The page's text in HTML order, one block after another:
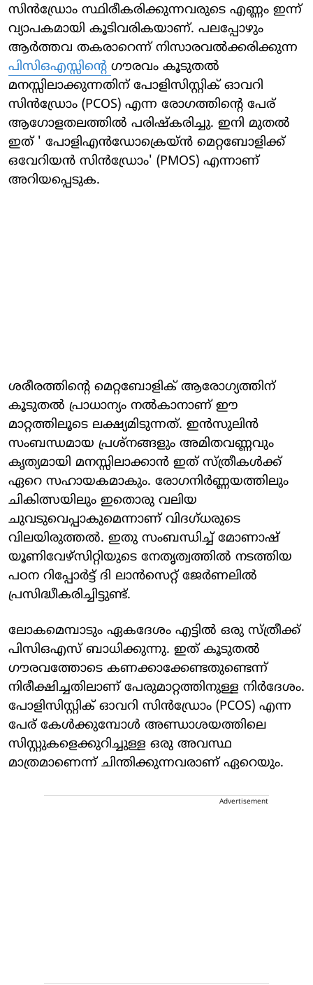
സിൻഡ്രോം സ്ഥിരീകരിക്കുന്നവരുടെ എണ്ണം ഇന്ന്
വ്യാപകമായി കൂടിവരികയാണ്. പലപ്പോഴും
ആർത്തവ തകരാറെന്ന് നിസാരവൽക്കരിക്കുന്ന
പിസിഒഎസ്സിന്റെ ​ഗൗരവം കൂടുതൽ
മനസ്സിലാക്കുന്നതിന് പോളിസിസ്റ്റിക് ഓവറി
സിൻഡ്രോം (PCOS) എന്ന രോഗത്തിന്റെ പേര്
ആഗോളതലത്തിൽ പരിഷ്കരിച്ചു. ഇനി മുതൽ
ഇത് ' പോളിഎൻഡോക്രെയ്ൻ മെറ്റബോളിക്ക്
ഒവേറിയൻ സിൻഡ്രോം' (PMOS) എന്നാണ്
അറിയപ്പെടുക.
ശരീരത്തിന്റെ മെറ്റബോളിക് ആരോഗ്യത്തിന്
കൂടുതൽ പ്രാധാന്യം നൽകാനാണ് ഈ
മാറ്റത്തിലൂടെ ലക്ഷ്യമിടുന്നത്. ഇൻസുലിൻ
സംബന്ധമായ പ്രശ്നങ്ങളും അമിതവണ്ണവും
കൃത്യമായി മനസ്സിലാക്കാൻ ഇത് സ്ത്രീകൾക്ക്
ഏറെ സഹായകമാകും. രോഗനിർണ്ണയത്തിലും
ചികിത്സയിലും ഇതൊരു വലിയ
ചുവടുവെപ്പാകുമെന്നാണ് വിദ​ഗ്ധരുടെ
വിലയിരുത്തൽ. ഇതു സംബന്ധിച്ച് മോണാഷ്
യൂണിവേഴ്സിറ്റിയുടെ നേതൃത്വത്തിൽ നടത്തിയ
പഠന റിപ്പോർട്ട് ദി ലാൻസെറ്റ് ജേർണലിൽ
പ്രസിദ്ധീകരിച്ചിട്ടുണ്ട്.
ലോകമെമ്പാടും ഏകദേശം എട്ടിൽ ഒരു സ്ത്രീക്ക്
പിസിഒഎസ് ബാധിക്കുന്നു. ഇത് കൂടുതൽ ​
ഗൗരവത്തോടെ കണക്കാക്കേണ്ടതുണ്ടെന്ന്
നിരീക്ഷിച്ചതിലാണ് പേരുമാറ്റത്തിനുള്ള നിർദേശം.
പോളിസിസ്റ്റിക് ഓവറി സിൻഡ്രോം (PCOS) എന്ന
പേര് കേൾക്കുമ്പോൾ അണ്ഡാശയത്തിലെ
സിസ്റ്റുകളെക്കുറിച്ചുള്ള ഒരു അവസ്ഥ
മാത്രമാണെന്ന് ചിന്തിക്കുന്നവരാണ് ഏറെയും.
Advertisement